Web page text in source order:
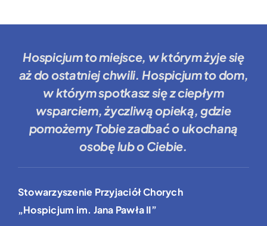
Hospicjum to miejsce, w którym żyje się
aż do ostatniej chwili. Hospicjum to dom,
w którym spotkasz się z ciepłym
wsparciem, życzliwą opieką, gdzie
pomożemy Tobiezadbać o ukochaną
osobę lub o Ciebie.
Stowarzyszenie Przyjaciół Chorych
„Hospicjum im. Jana Pawła II”